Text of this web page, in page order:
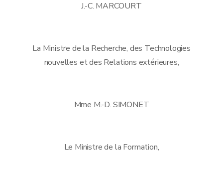
J.-C. MARCOURT
La Ministre de la Recherche, des Technologies
nouvelles et des Relations extérieures,
Mme M.-D. SIMONET
Le Ministre de la Formation,